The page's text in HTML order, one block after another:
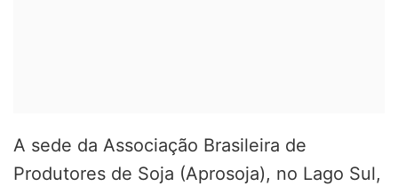
A sede da Associação Brasileira de
Produtores de Soja (Aprosoja), no Lago Sul,